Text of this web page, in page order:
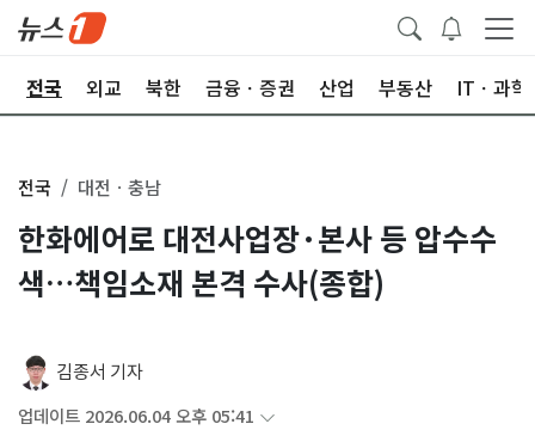
전국 외교 북한 금융ㆍ증권 산업 부동산 ITㆍ과학
전국 대전ㆍ충남
한화에어로 대전사업장·본사 등 압수수
색…책임소재 본격 수사(종합)
김종서 기자
업데이트 2026.06.04 오후 05:41